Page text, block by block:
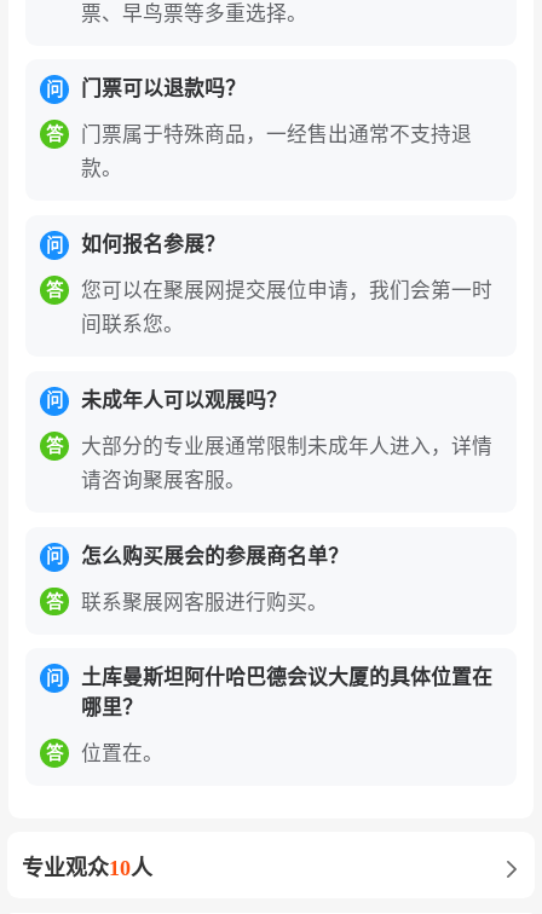
票、早鸟票等多重选择。
问 门票可以退款吗？
答
门票属于特殊商品，一经售出通常不支持退
款。
问 如何报名参展？
答
您可以在聚展网提交展位申请，我们会第一时
间联系您。
问 未成年人可以观展吗？
答
大部分的专业展通常限制未成年人进入，详情
请咨询聚展客服。
问 怎么购买展会的参展商名单？
答 联系聚展网客服进行购买。
问
土库曼斯坦阿什哈巴德会议大厦的具体位置在
哪里？
答 位置在。
专业观众10人